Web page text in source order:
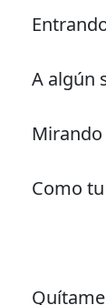
A algún
Como